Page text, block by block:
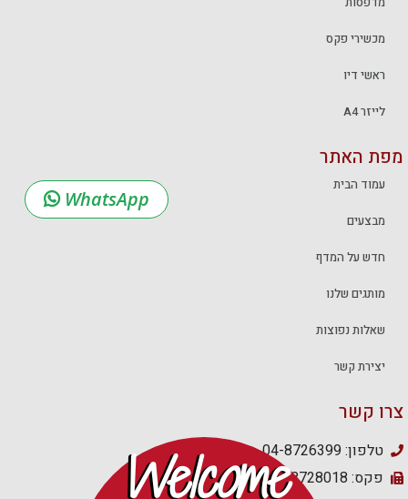
מכשירי פקס
ראשי דיו
לייזר A4
מפת האתר
עמוד הבית
מבצעים
חדש על המדף
מותגים שלנו
שאלות נפוצות
יצירת קשר
צרו קשר
טלפון: 04-8726399
פקס: 04-8728018
WhatsApp
Welcome